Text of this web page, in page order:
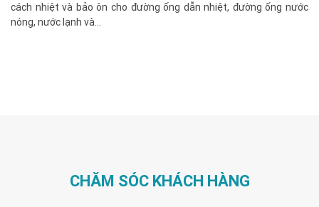
cách nhiệt và bảo ôn cho đường ống dẫn nhiệt, đường ống nước
nóng, nước lạnh và...
CHĂM SÓC KHÁCH HÀNG